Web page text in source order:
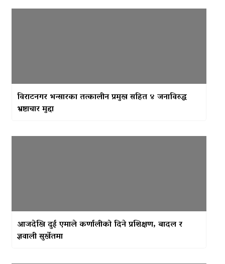
विराटनगर भन्सारका तत्कालीन प्रमुख सहित ४ जनाविरुद्ध
भ्रष्टाचार मुद्दा
आजदेखि दुई एमाले कर्णालीको दिने प्रशिक्षण, बादल र
ज्ञवाली सुर्खेतमा